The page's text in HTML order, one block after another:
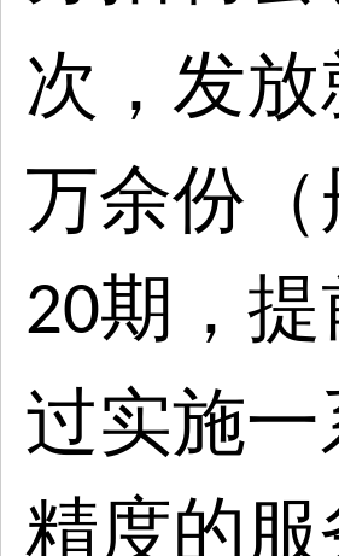
次，发
万余份
20期，
过实施
精度的